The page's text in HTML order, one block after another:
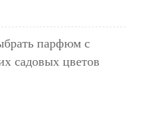
парфюм с
садовых цветов